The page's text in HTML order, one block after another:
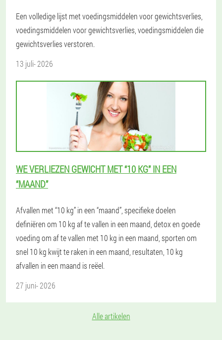
Een volledige lijst met voedingsmiddelen voor gewichtsverlies,
voedingsmiddelen voor gewichtsverlies, voedingsmiddelen die
gewichtsverlies verstoren.
13 juli- 2026
WE VERLIEZEN GEWICHT MET “10 KG” IN EEN
“MAAND”
Afvallen met “10 kg” in een “maand”, specifieke doelen
definiëren om 10 kg af te vallen in een maand, detox en goede
voeding om af te vallen met 10 kg in een maand, sporten om
snel 10 kg kwijt te raken in een maand, resultaten, 10 kg
afvallen in een maand is reëel.
27 juni- 2026
Alle artikelen